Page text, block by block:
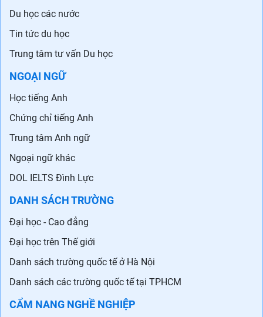
Du học các nước
Tin tức du học
Trung tâm tư vấn Du học
NGOẠI NGỮ
Học tiếng Anh
Chứng chỉ tiếng Anh
Trung tâm Anh ngữ
Ngoại ngữ khác
DOL IELTS Đình Lực
DANH SÁCH TRƯỜNG
Đại học - Cao đẳng
Đại học trên Thế giới
Danh sách trường quốc tế ở Hà Nội
Danh sách các trường quốc tế tại TPHCM
CẨM NANG NGHỀ NGHIỆP